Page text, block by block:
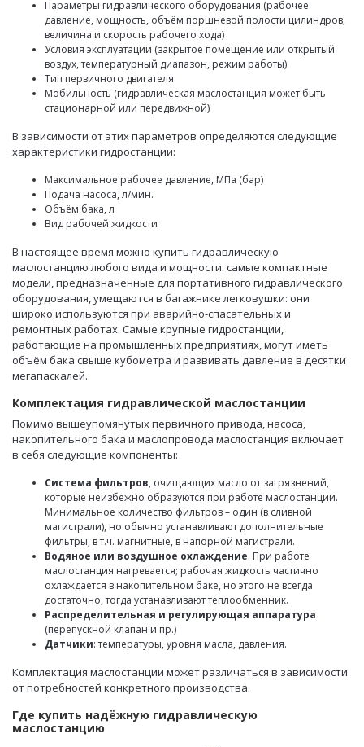
Параметры гидравлического оборудования (рабочее
давление, мощность, объём поршневой полости цилиндров,
величина и скорость рабочего хода)
Условия эксплуатации (закрытое помещение или открытый
воздух, температурный диапазон, режим работы)
Тип первичного двигателя
Мобильность (гидравлическая маслостанция может быть
стационарной или передвижной)
В зависимости от этих параметров определяются следующие
характеристики гидростанции:
Максимальное рабочее давление, МПа (бар)
Подача насоса, л/мин.
Объём бака, л
Вид рабочей жидкости
В настоящее время можно купить гидравлическую
маслостанциюлюбого вида и мощности: самые компактные
модели, предназначенные для портативного гидравлического
оборудования, умещаются в багажнике легковушки: они
широко используются при аварийно-спасательных и
ремонтных работах. Самые крупные гидростанции,
работающие на промышленных предприятиях, могут иметь
объём бака свыше кубометра и развивать давление в десятки
мегапаскалей.
Комплектация гидравлической маслостанции
Помимо вышеупомянутых первичного привода, насоса,
накопительного бака и маслопровода маслостанция включает
в себя следующие компоненты:
Система фильтров, очищающих масло от загрязнений,
которые неизбежно образуются при работе маслостанции.
Минимальное количество фильтров – один (в сливной
магистрали), но обычно устанавливают дополнительные
фильтры, в т.ч. магнитные, в напорной магистрали.
Водяное или воздушное охлаждение. При работе
маслостанция нагревается; рабочая жидкость частично
охлаждается в накопительном баке, но этого не всегда
достаточно, тогда устанавливают теплообменник.
Распределительная и регулирующая аппаратура
(перепускной клапан и пр.)
Датчики: температуры, уровня масла, давления.
Комплектация маслостанции может различаться в зависимости
от потребностей конкретного производства.
Где купить надёжную гидравлическую
маслостанцию